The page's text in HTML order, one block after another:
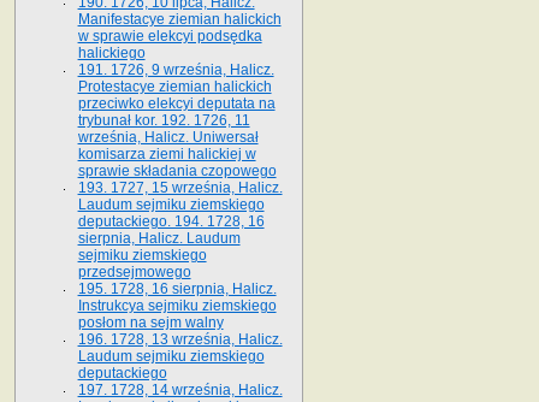
Manifestacye ziemian halickich
w sprawie elekcyi podsędka
halickiego
191. 1726, 9 września, Halicz.
Protestacye ziemian halickich
przeciwko elekcyi deputata na
trybunał kor. 192. 1726, 11
września, Halicz. Uniwersał
komisarza ziemi halickiej w
sprawie składania czopowego
193. 1727, 15 września, Halicz.
Laudum sejmiku ziemskiego
deputackiego. 194. 1728, 16
sierpnia, Halicz. Laudum
sejmiku ziemskiego
przedsejmowego
195. 1728, 16 sierpnia, Halicz.
Instrukcya sejmiku ziemskiego
posłom na sejm walny
196. 1728, 13 września, Halicz.
Laudum sejmiku ziemskiego
deputackiego
197. 1728, 14 września, Halicz.